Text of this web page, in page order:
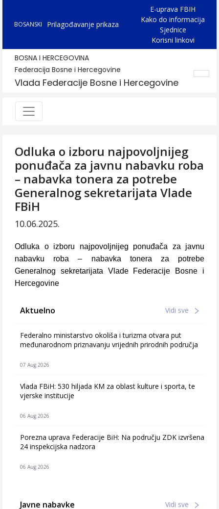
BOSANSKI Prilagođavanje prikaza
E-uprava FBIH
Kako do informacija
Sjednice
Korisni linkovi
BOSNA I HERCEGOVINA
Federacija Bosne i Hercegovine
Vlada Federacije Bosne i Hercegovine
Odluka o izboru najpovoljnijeg
ponuđača za javnu nabavku roba
– nabavka tonera za potrebe
Generalnog sekretarijata Vlade
FBiH
10.06.2025.
Odluka o izboru najpovoljnijeg ponuđača za javnu
nabavku roba – nabavka tonera za potrebe
Generalnog sekretarijata Vlade Federacije Bosne i
Hercegovine
Aktuelno Vidi sve
Federalno ministarstvo okoliša i turizma otvara put
međunarodnom priznavanju vrijednih prirodnih područja
07 Aug 2026
Vlada FBiH: 530 hiljada KM za oblast kulture i sporta, te
vjerske institucije
06 Aug 2026
Porezna uprava Federacije BiH: Na području ZDK izvršena
24 inspekcijska nadzora
06 Aug 2026
Javne nabavke Vidi sve